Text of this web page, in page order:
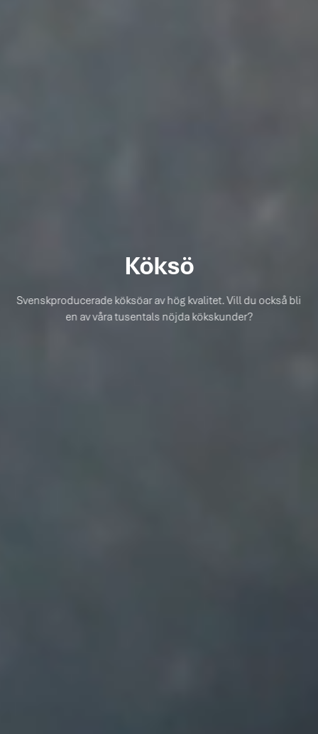
Köksö
Svenskproducerade köksöar av hög kvalitet. Vill du också bli
en av våra tusentals nöjda kökskunder?